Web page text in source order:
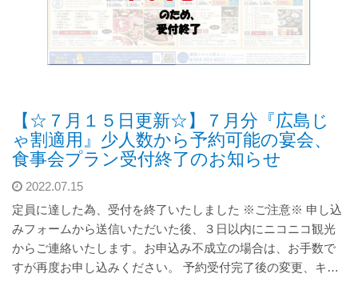
【☆７月１５日更新☆】７月分『広島じ
ゃ割適用』少人数から予約可能の宴会、
食事会プラン受付終了のお知らせ
2022.07.15
定員に達した為、受付を終了いたしました ※ご注意※ 申し込
みフォームから送信いただいた後、３日以内にニコニコ観光
からご連絡いたします。お申込み不成立の場合は、お手数で
すが再度お申し込みください。 予約受付完了後の変更、キ…